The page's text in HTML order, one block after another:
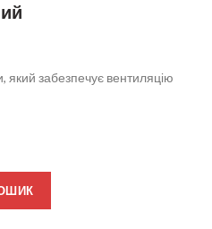
який забезпечує вентиляцію